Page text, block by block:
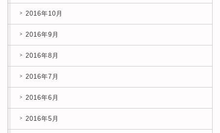
2016年10月
2016年9月
2016年8月
2016年7月
2016年6月
2016年5月